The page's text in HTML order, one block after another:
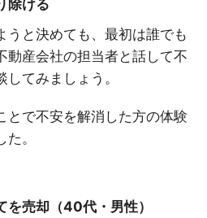
除ける
うと決めても、最初は誰でも
動産会社の担当者と話して不
てみましょう。
とで不安を解消した方の体験
。
を売却（40代・男性）